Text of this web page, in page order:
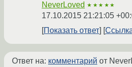
NeverLoved ★★★★★
17.10.2015 21:21:05
Показать ответ
Ответ на: комментарий от